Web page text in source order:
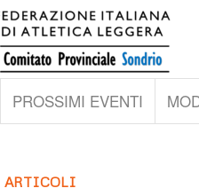
PROSSIMI EVENTI
ARTICOLI